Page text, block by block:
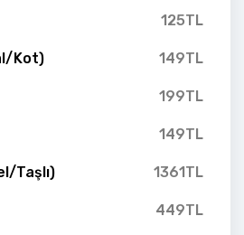
125TL
Kot) 149TL
199TL
149TL
Taşlı) 1361TL
449TL